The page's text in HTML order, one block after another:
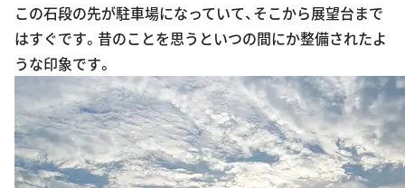
この石段の先が駐車場になっていて、そこから展望台まで
はすぐです。昔のことを思うといつの間にか整備されたよ
うな印象です。